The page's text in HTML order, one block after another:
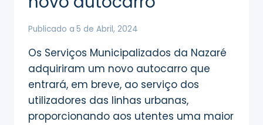
Publicado a 5 de Abril, 2024
Os Serviços Municipalizados da Nazaré
adquiriram um novo autocarro que
entrará, em breve, ao serviço dos
utilizadores das linhas urbanas,
proporcionando aos utentes uma maior